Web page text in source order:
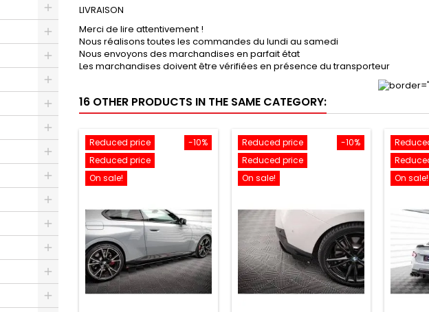
LIVRAISON
Merci de lire attentivement !
Nous réalisons toutes les commandes du lundi au samedi
Nous envoyons des marchandises en parfait état
Les marchandises doivent être vérifiées en présence du transporteur
16 OTHER PRODUCTS IN THE SAME CATEGORY:
-10%
Reduced price
Reduced price
On sale!
-10%
Reduced price
Reduced price
On sale!
On sale!